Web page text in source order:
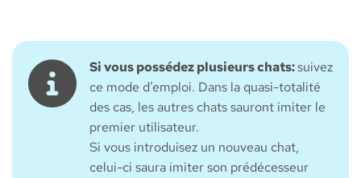
Si vous possédez plusieurs chats:suivez
ce mode d’emploi. Dans la quasi-totalité
des cas, les autres chats sauront imiter le
premier utilisateur.
Si vous introduisez un nouveau chat,
celui-ci saura imiter son prédécesseur